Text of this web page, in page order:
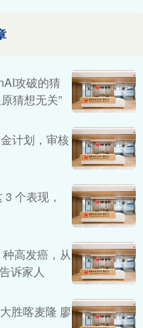
攻破的猜
猜想无关”
计划，审核
个表现，
高发癌，从
诉家人
胜喀麦隆 廖